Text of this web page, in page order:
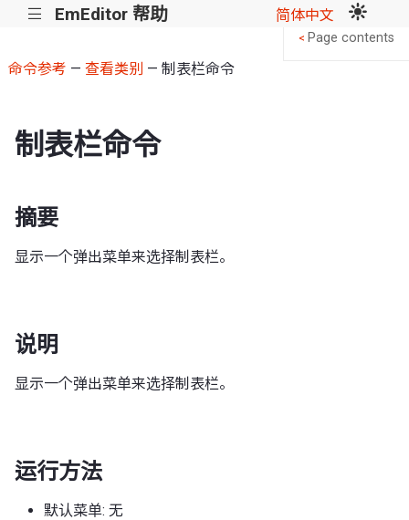
||| EmEditor 帮助 简体中文
命令参考 — 查看类别 — 制表栏命令
制表栏命令
摘要
显示一个弹出菜单来选择制表栏。
说明
显示一个弹出菜单来选择制表栏。
运行方法
默认菜单: 无
< Page contents